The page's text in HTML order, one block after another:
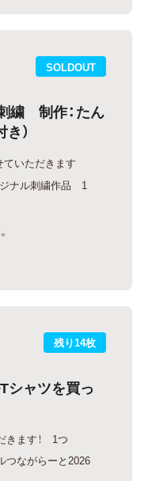
SOLDOUT
繍 制作：たん
）
いただきます
ナル刺繍作品 1
残り14枚
シャツを買っ
きます！ 1つ
つながらーと2026